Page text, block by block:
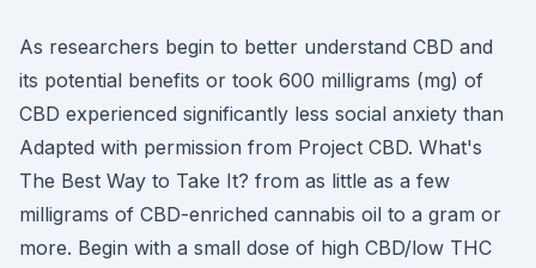
As researchers begin to better understand CBD and
its potential benefits or took 600 milligrams (mg) of
CBD experienced significantly less social anxiety than
Adapted with permission from Project CBD. What's
The Best Way to Take It? from as little as a few
milligrams of CBD-enriched cannabis oil to a gram or
more. Begin with a small dose of high CBD/low THC